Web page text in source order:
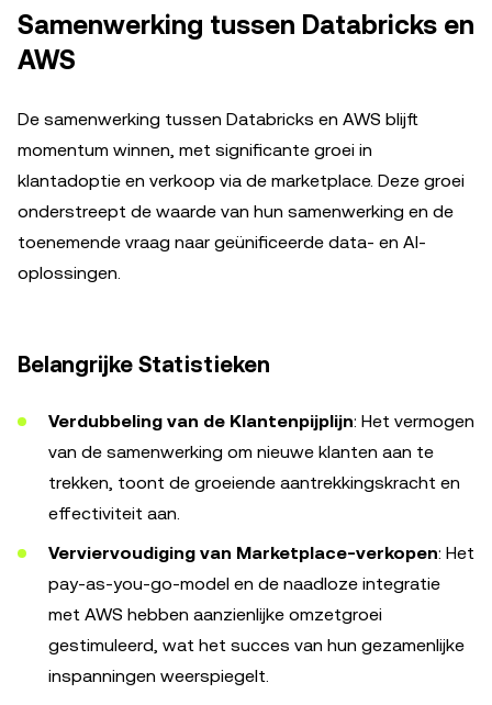
Samenwerking tussen Databricks en
AWS
De samenwerking tussen Databricks en AWS blijft
momentum winnen, met significante groei in
klantadoptie en verkoop via de marketplace. Deze groei
onderstreept de waarde van hun samenwerking en de
toenemende vraag naar geünificeerde data- en AI-
oplossingen.
Belangrijke Statistieken
Verdubbeling van de Klantenpijplijn: Het vermogen
van de samenwerking om nieuwe klanten aan te
trekken, toont de groeiende aantrekkingskracht en
effectiviteit aan.
Verviervoudiging van Marketplace-verkopen: Het
pay-as-you-go-model en de naadloze integratie
met AWS hebben aanzienlijke omzetgroei
gestimuleerd, wat het succes van hun gezamenlijke
inspanningen weerspiegelt.